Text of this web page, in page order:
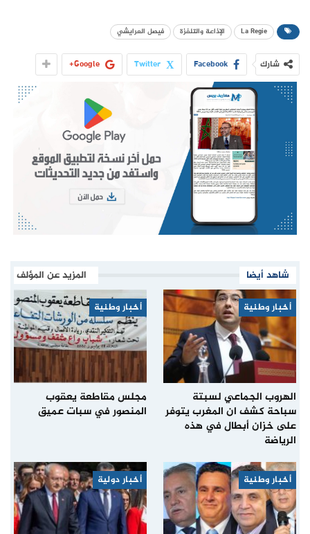
La Regie الإذاعة والتلفزة فيصل العرايشي
شارك Facebook
Twitter
Google+
شاهد أيضا المزيد عن المؤلف
أخبار وطنية
الهروب الجماعي لسبتة
سباحة كشف ان المغرب يتوفر
على خزان أبطال في هذه
الرياضة
أخبار وطنية
مجلس مقاطعة يعقوب
المنصور في سبات عميق
أخبار وطنية أخبار دولية